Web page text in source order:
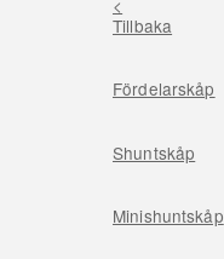
Tillbaka
Fördelarskåp
Shuntskåp
Minishuntskåp